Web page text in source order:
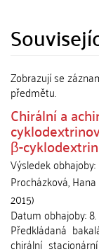
Zobrazují se
předmětu.
Chirální a
β-
Výsledek obhajoby:
Procházková, Hana
2015)
Datum obhajoby:
Předkládaná
chirální